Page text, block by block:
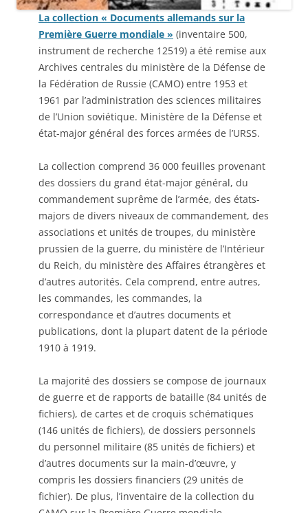
La collection « Documents allemands sur la
Première Guerre mondiale » (inventaire 500,
instrument de recherche 12519) a été remise aux
Archives centrales du ministère de la Défense de
la Fédération de Russie (CAMO) entre 1953 et
1961 par l’administration des sciences militaires
de l’Union soviétique. Ministère de la Défense et
état-major général des forces armées de l’URSS.
La collection comprend 36 000 feuilles provenant
des dossiers du grand état-major général, du
commandement suprême de l’armée, des états-
majors de divers niveaux de commandement, des
associations et unités de troupes, du ministère
prussien de la guerre, du ministère de l’Intérieur
du Reich, du ministère des Affaires étrangères et
d’autres autorités. Cela comprend, entre autres,
les commandes, les commandes, la
correspondance et d’autres documents et
publications, dont la plupart datent de la période
1910 à 1919.
La majorité des dossiers se compose de journaux
de guerre et de rapports de bataille (84 unités de
fichiers), de cartes et de croquis schématiques
(146 unités de fichiers), de dossiers personnels
du personnel militaire (85 unités de fichiers) et
d’autres documents sur la main-d’œuvre, y
compris les dossiers financiers (29 unités de
fichier). De plus, l’inventaire de la collection du